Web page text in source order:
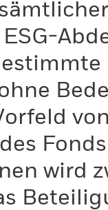
der Zeit zu
des Fonds
und die ihr
auch das
in
wird